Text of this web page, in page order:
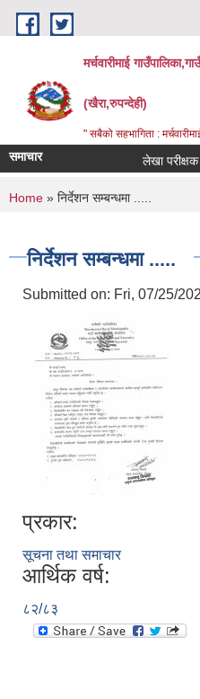
Skip to main content
मर्चवारीमाई
(खैरा,रुपन्देही)
" सबैको सहभागिता :
समाचार लेखा परीक्षक
You are here
Home » निर्देशन सम्बन्धमा .....
निर्देशन सम्बन्धमा .....
Submitted on: Fri, 07/25/
प्रकार:
सूचना तथा समाचार
आर्थिक वर्ष:
८२/८३